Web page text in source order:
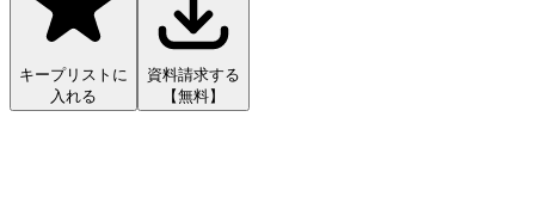
キープリストに
入れる
資料請求する
【無料】